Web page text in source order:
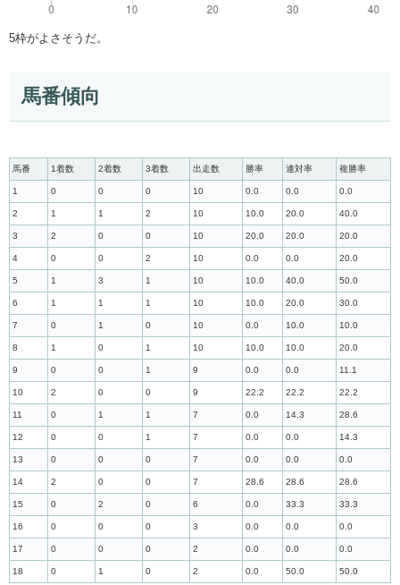
5枠がよさそうだ。
馬番傾向
馬番 1着数 2着数 3着数 出走数 勝率 連対率 複勝率
1 0 0 0 10 0.0 0.0 0.0
2 1 1 2 10 10.0 20.0 40.0
3 2 0 0 10 20.0 20.0 20.0
4 0 0 2 10 0.0 0.0 20.0
5 1 3 1 10 10.0 40.0 50.0
6 1 1 1 10 10.0 20.0 30.0
7 0 1 0 10 0.0 10.0 10.0
8 1 0 1 10 10.0 10.0 20.0
9 0 0 1 9 0.0 0.0 11.1
10 2 0 0 9 22.2 22.2 22.2
11 0 1 1 7 0.0 14.3 28.6
12 0 0 1 7 0.0 0.0 14.3
13 0 0 0 7 0.0 0.0 0.0
14 2 0 0 7 28.6 28.6 28.6
15 0 2 0 6 0.0 33.3 33.3
16 0 0 0 3 0.0 0.0 0.0
17 0 0 0 2 0.0 0.0 0.0
18 0 1 0 2 0.0 50.0 50.0